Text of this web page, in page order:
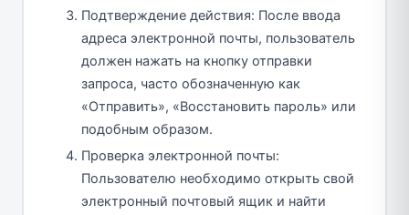
Подтверждение действия: После ввода
адреса электронной почты, пользователь
должен нажать на кнопку отправки
запроса, часто обозначенную как
«Отправить», «Восстановить пароль» или
подобным образом.
Проверка электронной почты:
Пользователю необходимо открыть свой
электронный почтовый ящик и найти